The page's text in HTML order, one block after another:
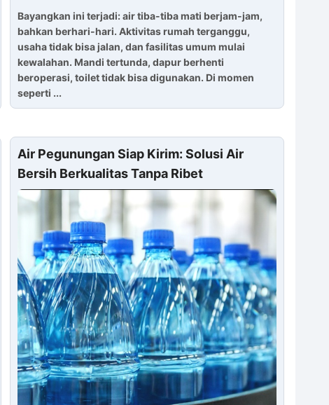
Bayangkan ini terjadi: air tiba-tiba mati berjam-jam,
bahkan berhari-hari. Aktivitas rumah terganggu,
usaha tidak bisa jalan, dan fasilitas umum mulai
kewalahan. Mandi tertunda, dapur berhenti
beroperasi, toilet tidak bisa digunakan. Di momen
seperti ...
Air Pegunungan Siap Kirim: Solusi Air
Bersih Berkualitas Tanpa Ribet